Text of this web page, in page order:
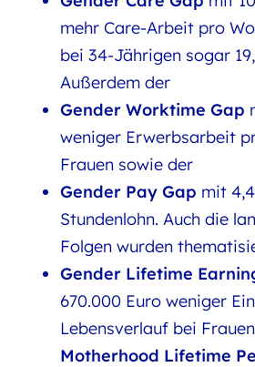
mehr Care-Arbeit pro
bei 34-Jährigen sogar
Außerdem der
Gender Worktime Gap
weniger Erwerbsarbeit
Frauen sowie der
Gender Pay Gap mit
Stundenlohn. Auch die
Folgen wurden
Gender Lifetime
670.000 Euro weniger
Lebensverlauf bei
Motherhood Lifetime